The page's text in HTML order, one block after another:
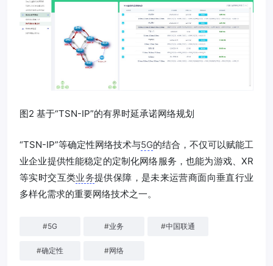
图2 基于“TSN-IP”的有界时延承诺网络规划
“TSN-IP”等确定性网络技术与5G的结合，不仅可以赋能工
业企业提供性能稳定的定制化网络服务，也能为游戏、XR
等实时交互类业务提供保障，是未来运营商面向垂直行业
多样化需求的重要网络技术之一。
#5G #业务 #中国联通
#确定性 #网络